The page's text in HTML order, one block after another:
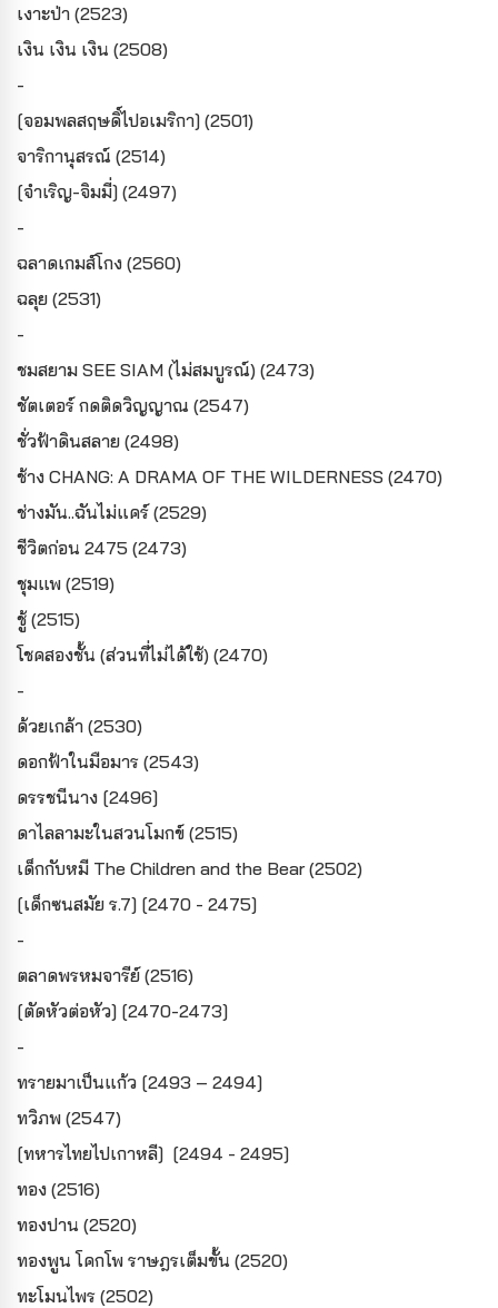
เงาะป่า (2523)
เงิน เงิน เงิน (2508)
-
[จอมพลสฤษดิ์ไปอเมริกา] (2501)
จาริกานุสรณ์ (2514)
[จำเริญ-จิมมี่] (2497)
-
ฉลาดเกมส์โกง (2560)
ฉลุย (2531)
-
ชมสยาม SEE SIAM (ไม่สมบูรณ์) (2473)
ชัตเตอร์ กดติดวิญญาณ (2547)
ชั่วฟ้าดินสลาย (2498)
ช้าง CHANG: A DRAMA OF THE WILDERNESS (2470)
ช่างมัน..ฉันไม่แคร์ (2529)
ชีวิตก่อน 2475 (2473)
ชุมแพ (2519)
ชู้ (2515)
โชคสองชั้น (ส่วนที่ไม่ได้ใช้) (2470)
-
ด้วยเกล้า (2530)
ดอกฟ้าในมือมาร (2543)
ดรรชนีนาง [2496]
ดาไลลามะในสวนโมกข์ (2515)
เด็กกับหมี The Children and the Bear (2502)
[เด็กซนสมัย ร.7] [2470 - 2475]
-
ตลาดพรหมจารีย์ (2516)
[ตัดหัวต่อหัว] [2470-2473]
-
ทรายมาเป็นแก้ว [2493 – 2494]
ทวิภพ (2547)
[ทหารไทยไปเกาหลี] [2494 - 2495]
ทอง (2516)
ทองปาน (2520)
ทองพูน โคกโพ ราษฎรเต็มขั้น (2520)
ทะโมนไพร (2502)